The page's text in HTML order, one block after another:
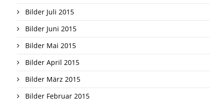
Bilder Juli 2015
Bilder Juni 2015
Bilder Mai 2015
Bilder April 2015
Bilder März 2015
Bilder Februar 2015